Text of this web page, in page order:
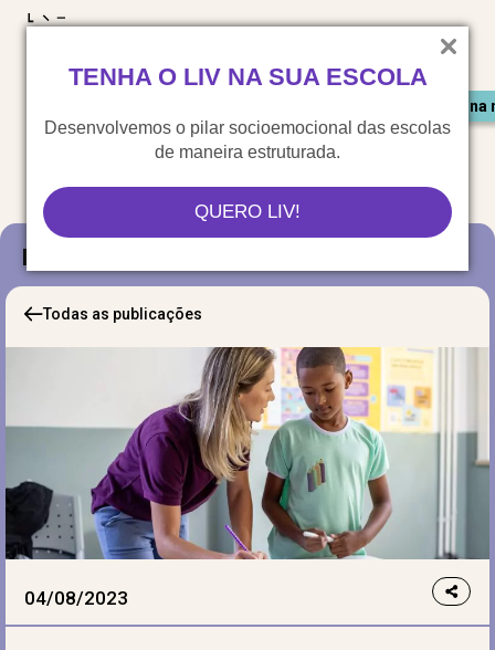
TENHA O LIV NA SUA ESCOLA
Desenvolvemos o pilar socioemocional das escolas
de maneira estruturada.
QUERO LIV!
Saiu
Blog
Todas as publicações
04/08/2023